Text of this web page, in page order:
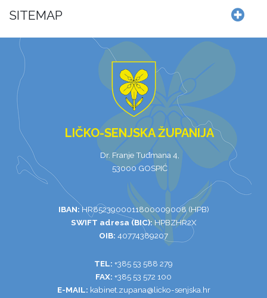
SITEMAP
LIČKO-SENJSKA ŽUPANIJA
Dr. Franje Tuđmana 4,
53000 GOSPIĆ
IBAN: HR8523900011800009008 (HPB)
SWIFT adresa (BIC):HPBZHR2X
OIB: 40774389207
TEL: +385 53 588 279
FAX: +385 53 572 100
E-MAIL: kabinet.zupana@licko-senjska.hr